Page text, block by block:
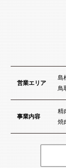
営業エリア
島
鳥
事業内容
精
焼